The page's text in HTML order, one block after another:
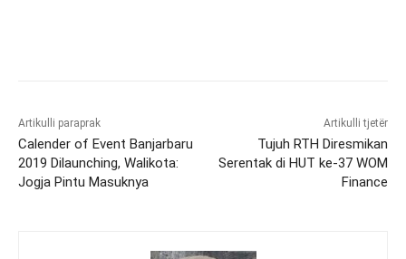
Artikulli paraprak
Calender of Event Banjarbaru
2019 Dilaunching, Walikota:
Jogja Pintu Masuknya
Artikulli tjetër
Tujuh RTH Diresmikan
Serentak di HUT ke-37 WOM
Finance